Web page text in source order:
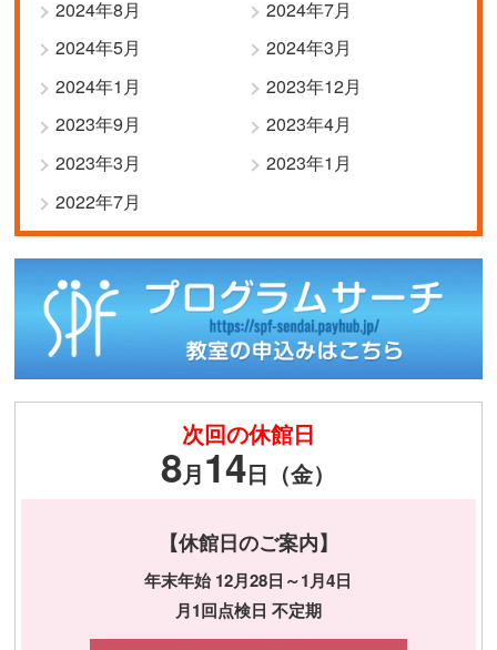
2024年8月
2024年7月
2024年5月
2024年3月
2024年1月
2023年12月
2023年9月
2023年4月
2023年3月
2023年1月
2022年7月
次回の休館日
8月14日（金）
【休館日のご案内】
年末年始 12月28日～1月4日
月1回点検日 不定期